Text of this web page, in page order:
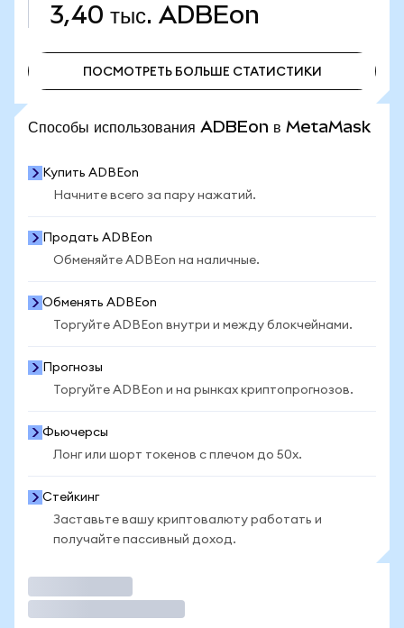
3,40 тыс. ADBEon
ПОСМОТРЕТЬ БОЛЬШЕ СТАТИСТИКИ
Способы использования ADBEon в MetaMask
Купить ADBEon
Начните всего за пару нажатий.
Продать ADBEon
Обменяйте ADBEon на наличные.
Обменять ADBEon
Торгуйте ADBEon внутри и между блокчейнами.
Прогнозы
Торгуйте ADBEon и на рынках криптопрогнозов.
Фьючерсы
Лонг или шорт токенов с плечом до 50x.
Стейкинг
Заставьте вашу криптовалюту работать и
получайте пассивный доход.